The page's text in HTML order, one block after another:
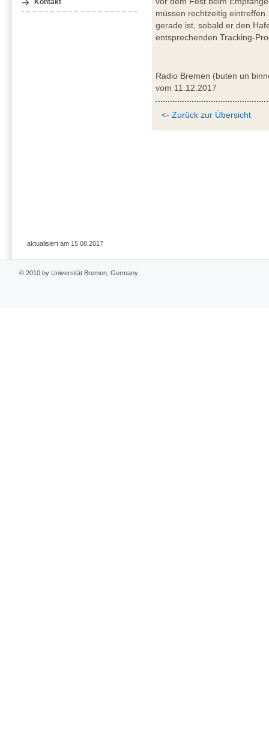
Kontakt
müssen rechtzeitig
gerade ist, sobald er den
entsprechenden Tracking-
Radio Bremen (buten un
vom 11.12.2017
<- Zurück zur Übersicht
aktualisiert am 15.08.2017
© 2010 by Universität Bremen, Germany